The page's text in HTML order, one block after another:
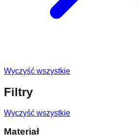
Wyczyść wszystkie
Filtry
Wyczyść wszystkie
Materiał